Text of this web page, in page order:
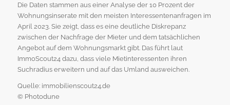
Die Daten stammen aus einer Analyse der 10 Prozent der
Wohnungsinserate mit den meisten Interessentenanfragen im
April 2023. Sie zeigt, dass es eine deutliche Diskrepanz
zwischen der Nachfrage der Mieter und dem tatsächlichen
Angebot auf dem Wohnungsmarkt gibt. Das führt laut
ImmoScout24 dazu, dass viele Mietinteressenten ihren
Suchradius erweitern und auf das Umland ausweichen.
Quelle: immobilienscout24.de
© Photodune